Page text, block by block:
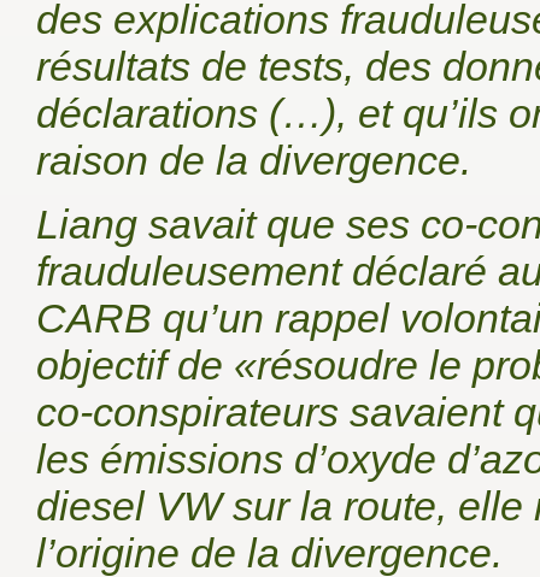
des explications
résultats de tests, des
déclarations (…), et qu’ils
raison de la divergence.
Liang savait que ses co-
frauduleusement déclaré
CARB qu’un rappel
objectif de «résoudre le
co-conspirateurs savaient
les émissions d’oxyde
diesel VW sur la route,
l’origine de la divergence.